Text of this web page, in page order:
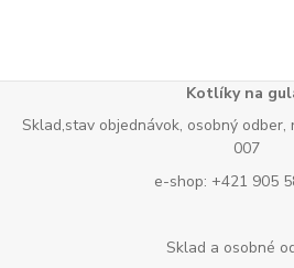
Kotlíky na
Sklad,stav objednávok, osobný
007
e-shop: +421 905
Sklad a osobné